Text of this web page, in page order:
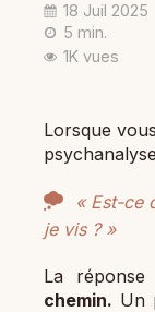
18 Juil 2025
5 min.
1K vues
Lorsque
« Est-ce
je vis ? »
La
chemin. Un